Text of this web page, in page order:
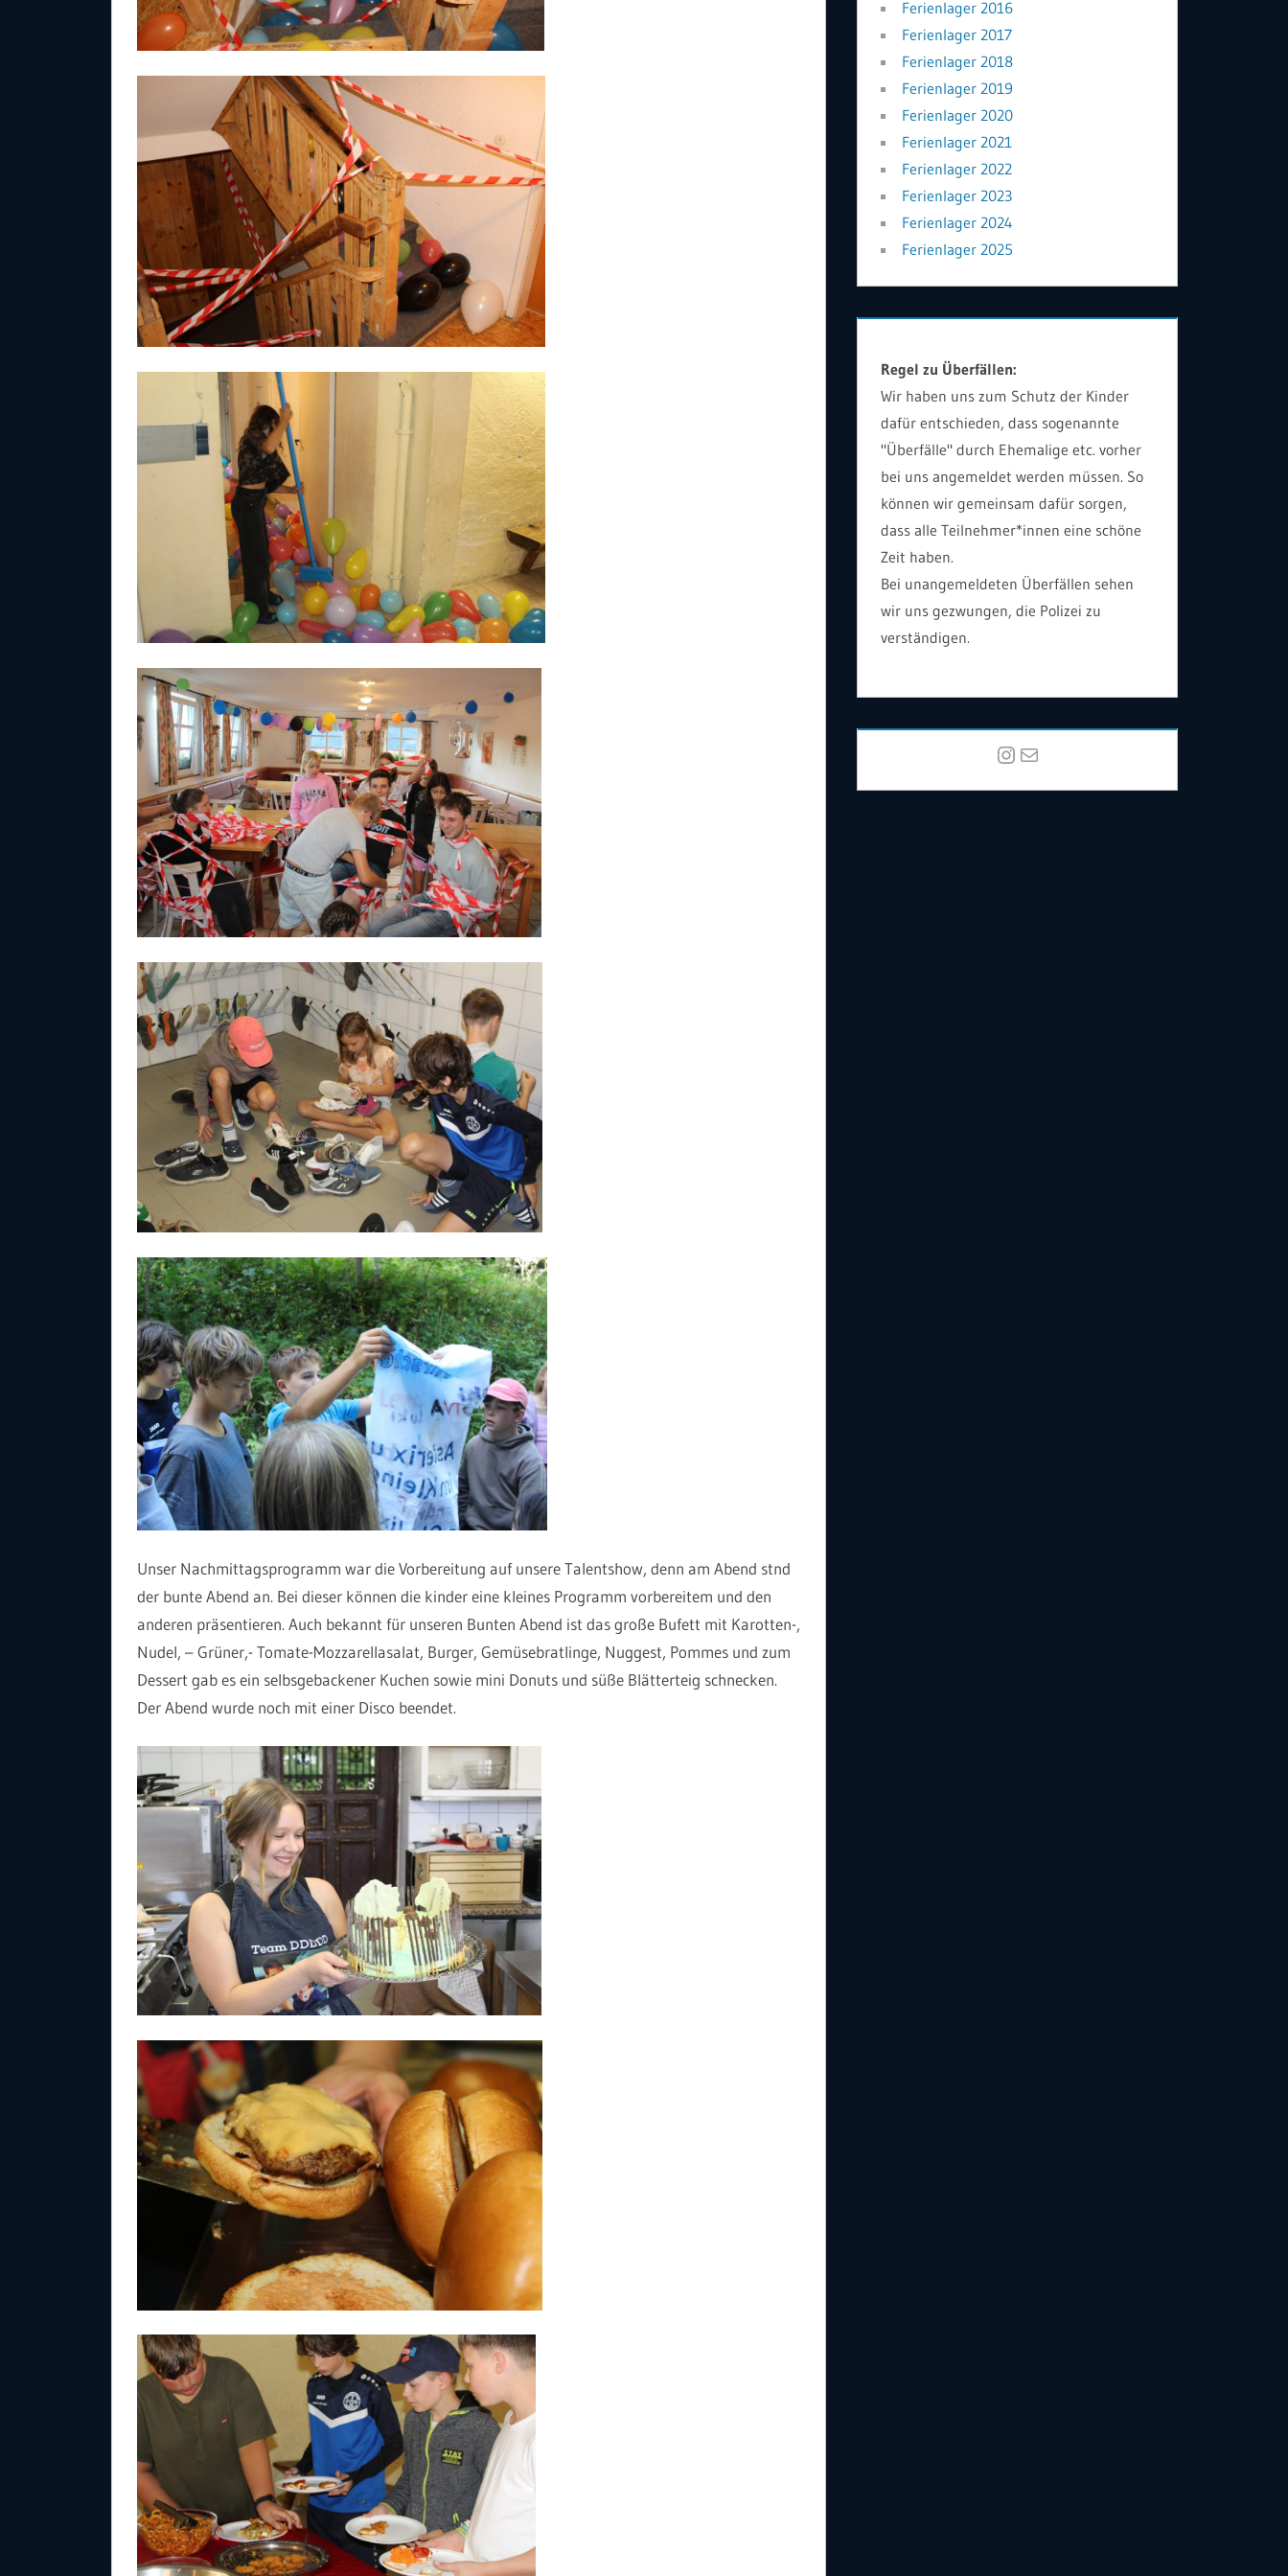
Unser Nachmittagsprogramm war die Vorbereitung auf unsere Talentshow, denn am Abend stnd
der bunte Abend an. Bei dieser können die kinder eine kleines Programm vorbereitem und den
anderen präsentieren. Auch bekannt für unseren Bunten Abend ist das große Bufett mit Karotten-,
Nudel, – Grüner,- Tomate-Mozzarellasalat, Burger, Gemüsebratlinge, Nuggest, Pommes und zum
Dessert gab es ein selbsgebackener Kuchen sowie mini Donuts und süße Blätterteig schnecken.
Der Abend wurde noch mit einer Disco beendet.
Ferienlager 2016
Ferienlager 2017
Ferienlager 2018
Ferienlager 2019
Ferienlager 2020
Ferienlager 2021
Ferienlager 2022
Ferienlager 2023
Ferienlager 2024
Ferienlager 2025
Regel zu Überfällen:
Wir haben uns zum Schutz der Kinder
dafür entschieden, dass sogenannte
"Überfälle" durch Ehemalige etc. vorher
bei uns angemeldet werden müssen. So
können wir gemeinsam dafür sorgen,
dass alle Teilnehmer*innen eine schöne
Zeit haben.
Bei unangemeldeten Überfällen sehen
wir uns gezwungen, die Polizei zu
verständigen.
Instagram
E-Mail